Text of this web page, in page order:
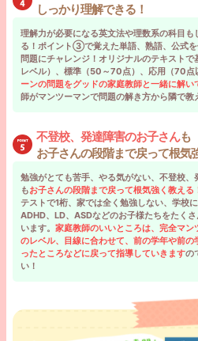
しっかり理解できる！
理解力が必要になる英文法や理数系の科目も
る！ポイント③で覚えた単語、熟語、公式
問題にチャレンジ！オリジナルのテキスト
レベル）、標準（50～70点）、応用（70点
ーンの問題をグッドの家庭教師と一緒に解い
師がマンツーマンで問題の解き方から隣で教
不登校、発達障害のお子さんも
お子さんの段階まで戻って根気
勉強がとても苦手、やる気がない、不登校、
もお子さんの段階まで戻って根気強く教える
テストで1桁、家では全く勉強しない、学校に
ADHD、LD、ASDなどのお子様たちをたく
います。 家庭教師のいいところは、完全マン
のレベル、目線に合わせて、前の学年や前の
ったところなどに戻って指導していきますの
い！